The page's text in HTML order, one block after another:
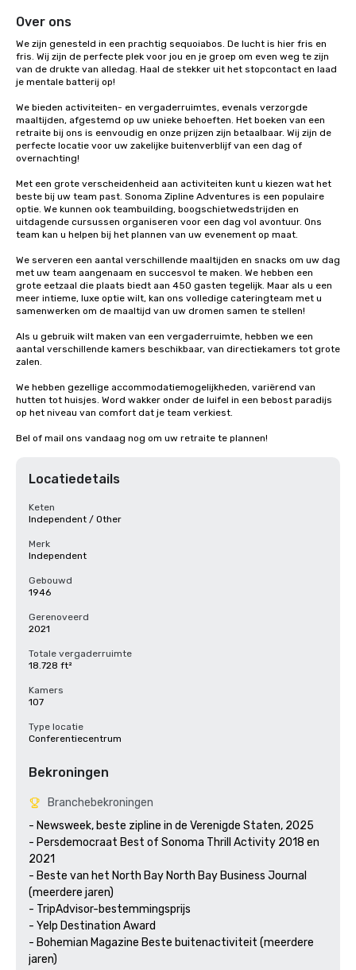
Over ons
We zijn genesteld in een prachtig sequoiabos. De lucht is hier fris en
fris. Wij zijn de perfecte plek voor jou en je groep om even weg te zijn
van de drukte van alledag. Haal de stekker uit het stopcontact en laad
je mentale batterij op!
We bieden activiteiten- en vergaderruimtes, evenals verzorgde
maaltijden, afgestemd op uw unieke behoeften. Het boeken van een
retraite bij ons is eenvoudig en onze prijzen zijn betaalbaar. Wij zijn de
perfecte locatie voor uw zakelijke buitenverblijf van een dag of
overnachting!
Met een grote verscheidenheid aan activiteiten kunt u kiezen wat het
beste bij uw team past. Sonoma Zipline Adventures is een populaire
optie. We kunnen ook teambuilding, boogschietwedstrijden en
uitdagende cursussen organiseren voor een dag vol avontuur. Ons
team kan u helpen bij het plannen van uw evenement op maat.
We serveren een aantal verschillende maaltijden en snacks om uw dag
met uw team aangenaam en succesvol te maken. We hebben een
grote eetzaal die plaats biedt aan 450 gasten tegelijk. Maar als u een
meer intieme, luxe optie wilt, kan ons volledige cateringteam met u
samenwerken om de maaltijd van uw dromen samen te stellen!
Als u gebruik wilt maken van een vergaderruimte, hebben we een
aantal verschillende kamers beschikbaar, van directiekamers tot grote
zalen.
We hebben gezellige accommodatiemogelijkheden, variërend van
hutten tot huisjes. Word wakker onder de luifel in een bebost paradijs
op het niveau van comfort dat je team verkiest.
Bel of mail ons vandaag nog om uw retraite te plannen!
Locatiedetails
Keten
Independent / Other
Merk
Independent
Gebouwd
1946
Gerenoveerd
2021
Totale vergaderruimte
18.728 ft²
Kamers
107
Type locatie
Conferentiecentrum
Bekroningen
Branchebekroningen
- Newsweek, beste zipline in de Verenigde Staten, 2025
- Persdemocraat Best of Sonoma Thrill Activity 2018 en
2021
- Beste van het North Bay North Bay Business Journal
(meerdere jaren)
- TripAdvisor-bestemmingsprijs
- Yelp Destination Award
- Bohemian Magazine Beste buitenactiviteit (meerdere